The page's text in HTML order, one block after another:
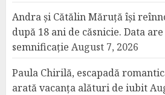
Andra și Cătălin Măruță își
după 18 ani de căsnicie. Data
semnificație August 7, 2026
Paula Chirilă, escapadă
arată vacanța alături de iubit